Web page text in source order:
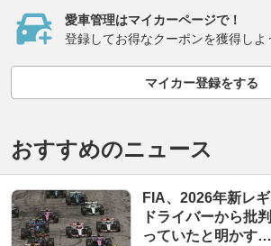
愛車管理はマイカーページで！
登録してお得なクーポンを獲得しよ
マイカー登録をする
おすすめのニュース
FIA、2026年新レ
ドライバーから批
っていたと明かす